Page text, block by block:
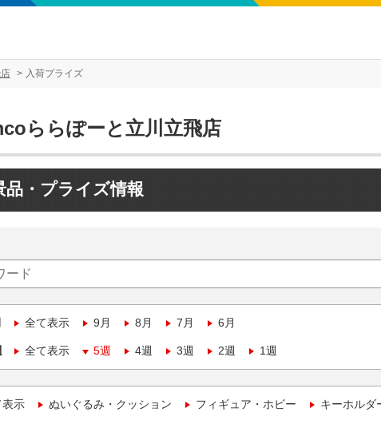
入荷プライズ
ららぽーと立川立飛店
品・プライズ情報
全て表示 9月 8月 7月 6月
全て表示 5週 4週 3週 2週 1週
表示 ぬいぐるみ・クッション フィギュア・ホビー キーホルダ